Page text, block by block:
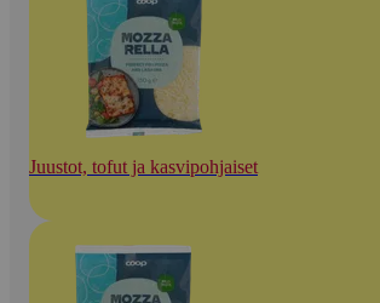
Juustot, tofut ja kasvipohjaiset